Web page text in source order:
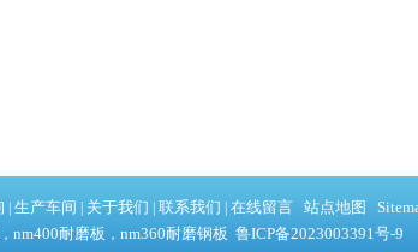
生产车间 关于我们 联系我们 在线留言 站点地图
， nm400耐磨板 ， nm360耐磨钢板 鲁ICP备2023003391号-9